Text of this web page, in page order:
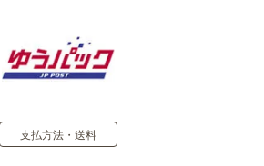
支払方法・送料